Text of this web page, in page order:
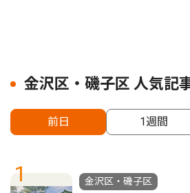
金沢区・磯子区 人気記
前日 1週間
1
金沢区・磯子区